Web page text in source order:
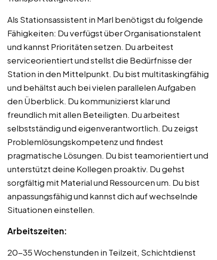
Als Stationsassistent in Marl benötigst du folgende
Fähigkeiten: Du verfügst über Organisationstalent
und kannst Prioritäten setzen. Du arbeitest
serviceorientiert und stellst die Bedürfnisse der
Station in den Mittelpunkt. Du bist multitaskingfähig
und behältst auch bei vielen parallelen Aufgaben
den Überblick. Du kommunizierst klar und
freundlich mit allen Beteiligten. Du arbeitest
selbstständig und eigenverantwortlich. Du zeigst
Problemlösungskompetenz und findest
pragmatische Lösungen. Du bist teamorientiert und
unterstützt deine Kollegen proaktiv. Du gehst
sorgfältig mit Material und Ressourcen um. Du bist
anpassungsfähig und kannst dich auf wechselnde
Situationen einstellen.
Arbeitszeiten:
20-35 Wochenstunden in Teilzeit, Schichtdienst